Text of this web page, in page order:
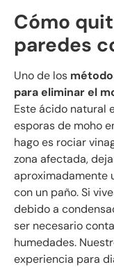
Cómo
paredes
Uno de los
para eliminar el
Este ácido natural
esporas de moho
hago es rociar
zona afectada,
aproximadamente
con un paño. Si
debido a
ser necesario
humedades.
experiencia para